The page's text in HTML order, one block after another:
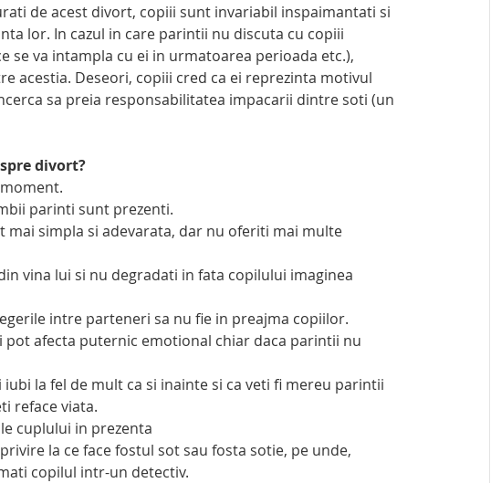
de acest divort, copiii sunt invariabil inspaimantati si
lor. In cazul in care parintii nu discuta cu copiii
se va intampla cu ei in urmatoarea perioada etc.),
acestia. Deseori, copiii cred ca ei reprezinta motivul
sa preia responsabilitatea impacarii dintre soti (un
divort?
parinti sunt prezenti.
simpla si adevarata, dar nu oferiti mai multe
vina lui si nu degradati in fata copilului imaginea
intre parteneri sa nu fie in preajma copiilor.
pot afecta puternic emotional chiar daca parintii nu
la fel de mult ca si inainte si ca veti fi mereu parintii
reface viata.
cuplului in prezenta
la ce face fostul sot sau fosta sotie, pe unde,
copilul intr-un detectiv.